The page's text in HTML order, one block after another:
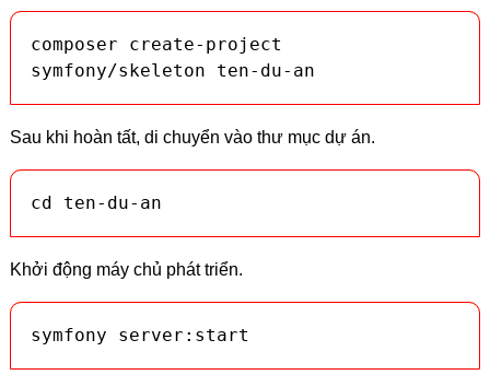
composer create-project
symfony/skeleton ten-du-an
Sau khi hoàn tất, di chuyển vào thư mục dự án.
cd ten-du-an
Khởi động máy chủ phát triển.
symfony server:start